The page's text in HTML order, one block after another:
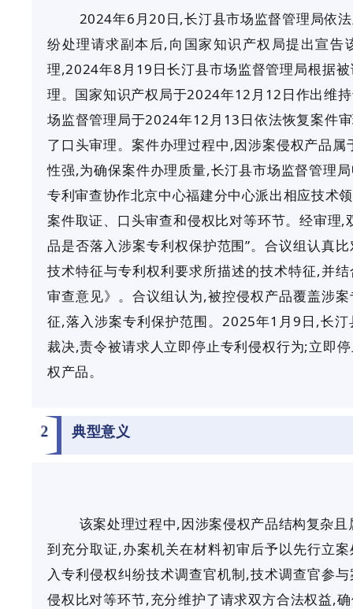
2024年6月20日,长汀县市场监督管理局依
纷处理请求副本后,向国家知识产权局提出宣告
理,2024年8月19日长汀县市场监督管理局根据
理。国家知识产权局于2024年12月12日作出维
场监督管理局于2024年12月13日依法恢复案件
了口头审理。案件办理过程中,因涉案侵权产品
性强,为确保案件办理质量,长汀县市场监督管理
专利审查协作北京中心福建分中心派出相应技术
案件取证、口头审查和侵权比对等环节。经审理,
品是否落入涉案专利权保护范围”。合议组认真
技术特征与专利权利要求所描述的技术特征,并
审查意见》。合议组认为,被控侵权产品覆盖涉
征,落入涉案专利保护范围。2025年1月9日,长
裁决,责令被请求人立即停止专利侵权行为;立即
权产品。
2 典型意义
该案处理过程中,因涉案侵权产品结构复杂
到充分取证,办案机关在材料初审后予以先行立
入专利侵权纠纷技术调查官机制,技术调查官参
侵权比对等环节,充分维护了请求双方合法权益,